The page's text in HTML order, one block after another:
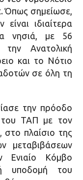
Όπως σημείωσε,
ιδιαίτερα
νησιά, με 56
Ανατολική
και το Νότιο
σε όλη τη
την πρόοδο
του ΤΑΠ με τον
στο πλαίσιο της
μεταβιβάσεων
Ενιαίο Κόμβο
υποδομή του